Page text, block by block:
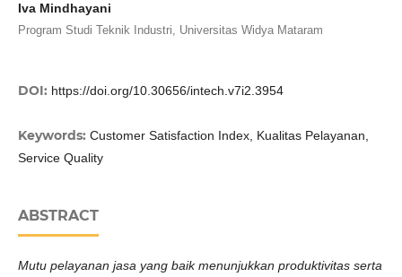
Iva Mindhayani
Program Studi Teknik Industri, Universitas Widya Mataram
DOI: https://doi.org/10.30656/intech.v7i2.3954
Keywords: Customer Satisfaction Index, Kualitas Pelayanan,
Service Quality
ABSTRACT
Mutu pelayanan jasa yang baik menunjukkan produktivitas serta